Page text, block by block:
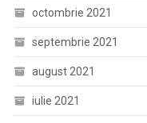
octombrie 2021
septembrie 2021
august 2021
iulie 2021